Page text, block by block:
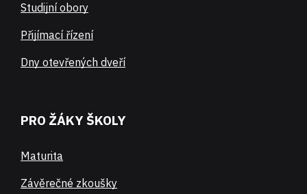
Studijní obory
Přijímací řízení
Dny otevřených dveří
PRO ŽÁKY ŠKOLY
Maturita
Závěrečné zkoušky